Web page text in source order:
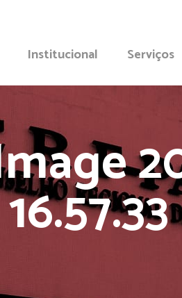
Institucional Serviços
16.57.33